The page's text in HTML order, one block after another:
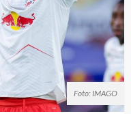
Foto: IMAGO